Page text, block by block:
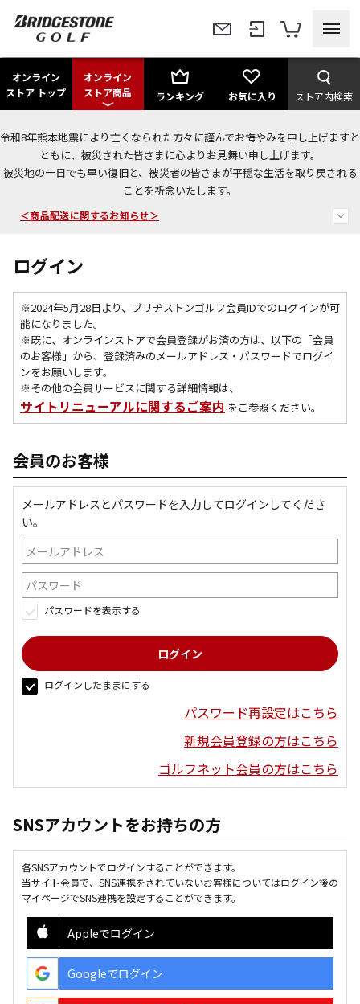
オンライン
ストア トップ
オンライン
ストア商品
ランキング お気に入り ストア内検索
令和8年熊本地震により亡くなられた方々に謹んでお悔やみを申し上げますと
ともに、被災された皆さまに心よりお見舞い申し上げます。
被災地の一日でも早い復旧と、被災者の皆さまが平穏な生活を取り戻される
ことを祈念いたします。
今なら新規会員登録で1,000円OFFクーポンプレゼント！
＜商品配送に関するお知らせ＞
ログイン
※2024年5月28日より、ブリヂストンゴルフ会員IDでのログインが可
能になりました。
※既に、 オンラインストアで会員登録がお済の方は、以下の「会員
のお客様」から、登録済みのメールアドレス・パスワードでログイ
ンをお願いします。
※その他の会員サービスに関する詳細情報は、
サイトリニューアルに関するご案内 をご参照ください。
会員のお客様
メールアドレスとパスワードを入力してログインしてくださ
い。
パスワードを表示する
ログインしたままにする
パスワード再設定はこちら
新規会員登録の方はこちら
ゴルフネット会員の方はこちら
SNSアカウントをお持ちの方
各SNSアカウントでログインすることができます。
当サイト会員で、SNS連携をされていないお客様についてはログイン後の
マイページでSNS連携を設定することができます。
Appleでログイン
Googleでログイン